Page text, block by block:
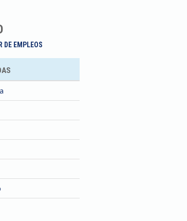
DE EMPLEOS